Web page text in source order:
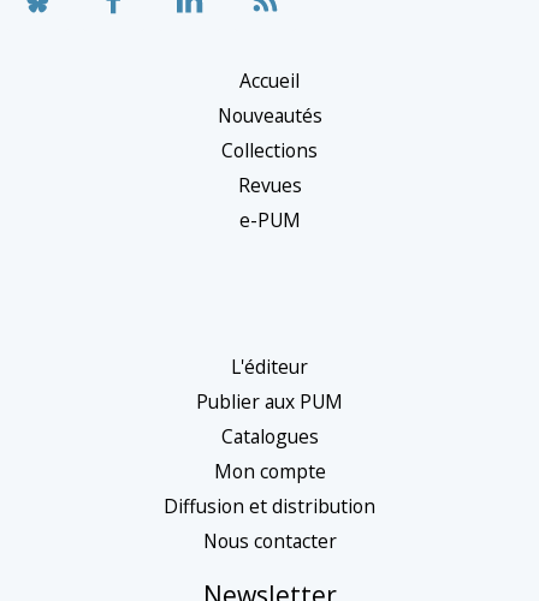
Accueil
Nouveautés
Collections
Revues
e-PUM
L'éditeur
Publier aux PUM
Catalogues
Mon compte
Diffusion et distribution
Nous contacter